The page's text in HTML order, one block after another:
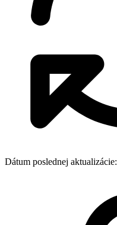
Dátum poslednej aktualizácie: